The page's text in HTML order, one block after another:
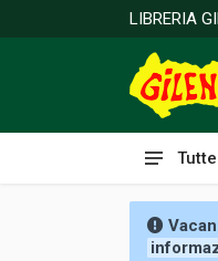
LIBRERIA